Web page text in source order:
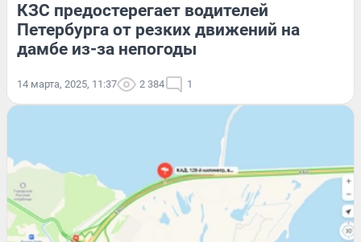
КЗС предостерегает водителей
Петербурга от резких движений на
дамбе из-за непогоды
14 марта, 2025, 11:37 2 384 1